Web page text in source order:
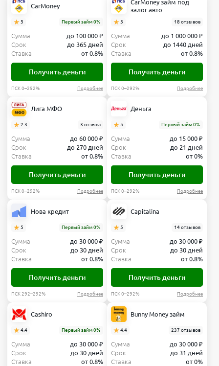
CarMoney
5 Первый займ 0%
Сумма
до 100 000 ₽
Срок
до 365 дней
Ставка
от 0.8%
Получить деньги
ПСК 0–292% Подробнее
CarMoney займ под
залог авто
5 18 отзывов
Сумма
до 1 000 000 ₽
Срок
до 1440 дней
Ставка
от 0.8%
Получить деньги
ПСК 0–292% Подробнее
Лига МФО
2.3 3 отзыва
Сумма
до 60 000 ₽
Срок
до 270 дней
Ставка
от 0.8%
Получить деньги
ПСК 0–292% Подробнее
Деньга
5 Первый займ 0%
Сумма
до 15 000 ₽
Срок
до 21 дней
Ставка
от 0%
Получить деньги
ПСК 0–292% Подробнее
Нова кредит
5 Первый займ 0%
Сумма
до 30 000 ₽
Срок
до 30 дней
Ставка
от 0.8%
Получить деньги
ПСК 292–292% Подробнее
Capitalina
5 14 отзывов
Сумма
до 30 000 ₽
Срок
до 30 дней
Ставка
от 0.8%
Получить деньги
ПСК 0–292% Подробнее
Cashiro
4.4 Первый займ 0%
Сумма
до 30 000 ₽
Срок
до 30 дней
Ставка
от 0.8%
Bunny Money займ
4.4 237 отзывов
Сумма
до 30 000 ₽
Срок
до 31 дней
Ставка
от 0%